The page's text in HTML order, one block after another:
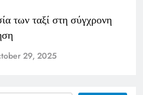
των ταξί στη σύγχρονη
29, 2025